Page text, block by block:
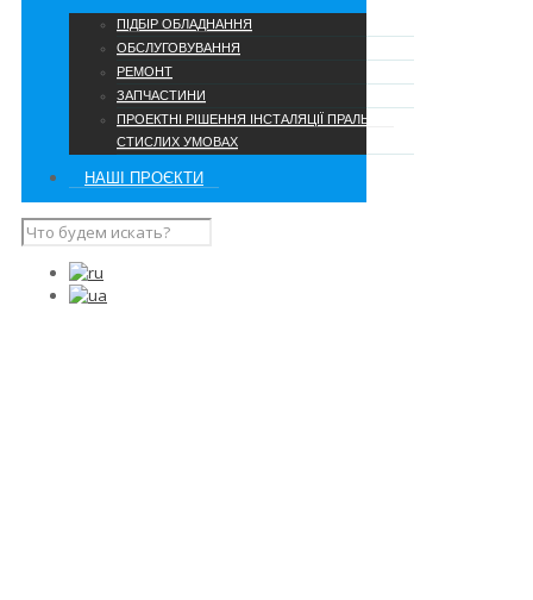
ПІДБІР ОБЛАДНАННЯ
ОБСЛУГОВУВАННЯ
РЕМОНТ
ЗАПЧАСТИНИ
ПРОЕКТНІ РІШЕННЯ ІНСТАЛЯЦІЇ ПРАЛЬНІ В
СТИСЛИХ УМОВАХ
НАШІ ПРОЄКТИ